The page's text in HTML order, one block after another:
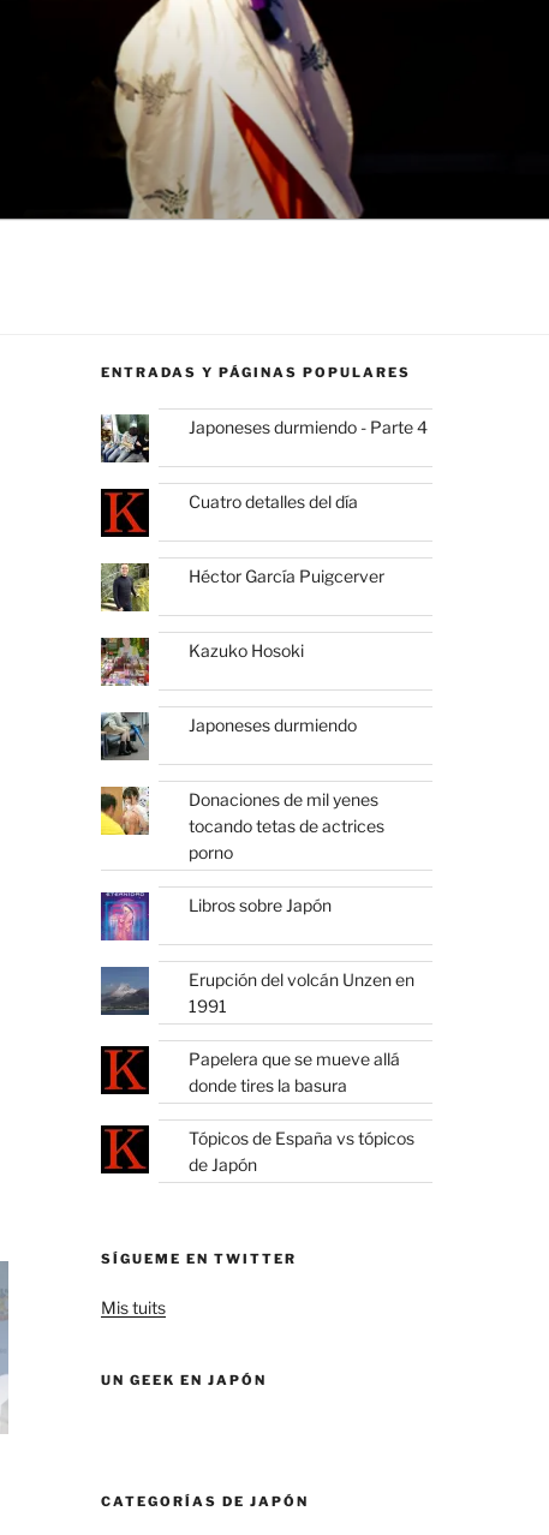
ENTRADAS Y PÁGINAS POPULARES
Japoneses durmiendo - Parte 4
Cuatro detalles del día
Héctor García Puigcerver
Kazuko Hosoki
Japoneses durmiendo
Donaciones de mil yenes
tocando tetas de actrices
porno
Libros sobre Japón
Erupción del volcán Unzen en
1991
Papelera que se mueve allá
donde tires la basura
Tópicos de España vs tópicos
de Japón
SÍGUEME EN TWITTER
Mis tuits
UN GEEK EN JAPÓN
CATEGORÍAS DE JAPÓN